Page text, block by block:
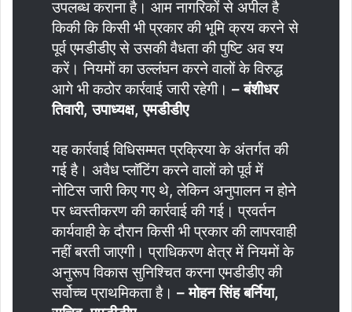
उपलब्ध कराना है। आम नागरिकों से अपील है
किकी कि किसी भी प्रकार की भूमि क्रय करने से
पूर्व एमडीडीए से उसकी वैधता की पुष्टि अव श्य
करें। नियमों का उल्लंघन करने वालों के विरुद्ध
आगे भी कठोर कार्रवाई जारी रहेगी। – बंशीधर
तिवारी, उपाध्यक्ष, एमडीडीए
यह कार्रवाई विधिसम्मत प्रक्रिया के अंतर्गत की
गई है। अवैध प्लॉटिंग करने वालों को पूर्व में
नोटिस जारी किए गए थे, लेकिन अनुपालन न होने
पर ध्वस्तीकरण की कार्रवाई की गई। प्रवर्तन
कार्यवाही के दौरान किसी भी प्रकार की लापरवाही
नहीं बरती जाएगी। प्राधिकरण क्षेत्र में नियमों के
अनुरूप विकास सुनिश्चित करना एमडीडीए की
सर्वोच्च प्राथमिकता है। – मोहन सिंह बर्निया,